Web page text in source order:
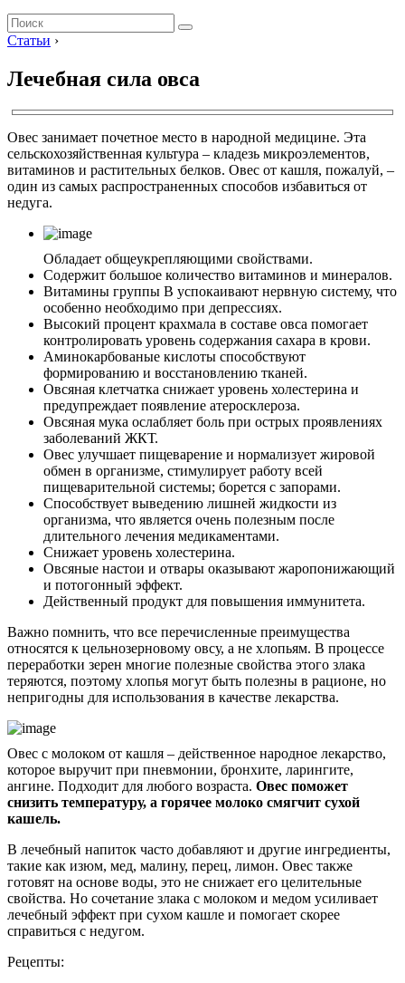
Статьи ›
Лечебная сила овса
Овес занимает почетное место в народной медицине. Эта
сельскохозяйственная культура – кладезь микроэлементов,
витаминов и растительных белков. Овес от кашля, пожалуй, –
один из самых распространенных способов избавиться от
недуга.
Обладает общеукрепляющими свойствами.
Содержит большое количество витаминов и минералов.
Витамины группы B успокаивают нервную систему, что
особенно необходимо при депрессиях.
Высокий процент крахмала в составе овса помогает
контролировать уровень содержания сахара в крови.
Аминокарбованые кислоты способствуют
формированию и восстановлению тканей.
Овсяная клетчатка снижает уровень холестерина и
предупреждает появление атеросклероза.
Овсяная мука ослабляет боль при острых проявлениях
заболеваний ЖКТ.
Овес улучшает пищеварение и нормализует жировой
обмен в организме, стимулирует работу всей
пищеварительной системы; борется с запорами.
Способствует выведению лишней жидкости из
организма, что является очень полезным после
длительного лечения медикаментами.
Снижает уровень холестерина.
Овсяные настои и отвары оказывают жаропонижающий
и потогонный эффект.
Действенный продукт для повышения иммунитета.
Важно помнить, что все перечисленные преимущества
относятся к цельнозерновому овсу, а не хлопьям. В процессе
переработки зерен многие полезные свойства этого злака
теряются, поэтому хлопья могут быть полезны в рационе, но
непригодны для использования в качестве лекарства.
Овес с молоком от кашля – действенное народное лекарство,
которое выручит при пневмонии, бронхите, ларингите,
ангине. Подходит для любого возраста. Овес поможет
снизить температуру, а горячее молоко смягчит сухой
кашель.
В лечебный напиток часто добавляют и другие ингредиенты,
такие как изюм, мед, малину, перец, лимон. Овес также
готовят на основе воды, это не снижает его целительные
свойства. Но сочетание злака с молоком и медом усиливает
лечебный эффект при сухом кашле и помогает скорее
справиться с недугом.
Рецепты: